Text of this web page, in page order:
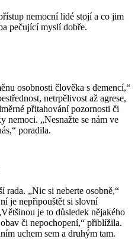
nemocní lidé stojí a co jim
pečující myslí dobře.
osobnosti člověka s demencí,“
netrpělivost až agrese,
přitahování pozornosti či
nemoci. „Nesnažte se nám ve
poradila.
rada. „Nic si neberte osobně,“
je nepřipouštět si slovní
je to důsledek nějakého
či nepochopení,“ přiblížila.
uchem sem a druhým tam.